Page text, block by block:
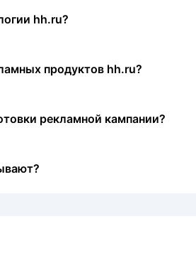
hh.ru?
продуктов hh.ru?
рекламной кампании?